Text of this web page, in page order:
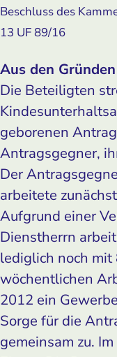
Beschluss des
13 UF 89/16
Aus den Gründen
Die Beteiligten
geborenen
Antragsgegner,
Der
arbeitete
Aufgrund einer
Dienstherrn
lediglich noch
wöchentlichen
2012 ein
Sorge für die
gemeinsam zu.